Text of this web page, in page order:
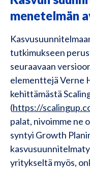
menetelmän
tutkimukseen
seuraavaan
elementtejä Verne
kehittämästä
(https://
palat, nivoimme ne
syntyi Growth
yritykseltä myös,